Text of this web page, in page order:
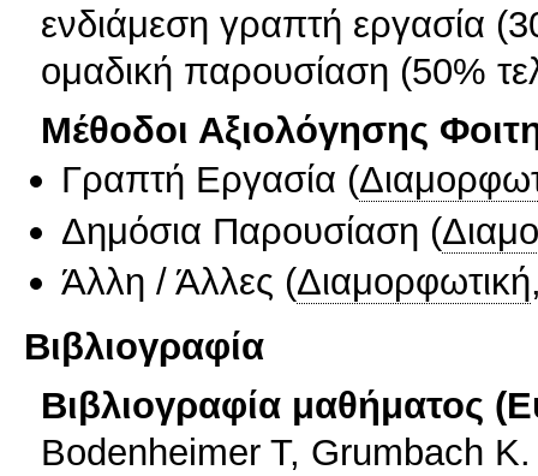
ενδιάμεση γραπτή εργασία
ομαδική παρουσίαση (50%
Μέθοδοι Αξιολόγησης
Γραπτή Εργασία (
Δημόσια Παρουσίαση (
Άλλη / Άλλες (Διαμορφωτική
Βιβλιογραφία
Βιβλιογραφία μαθήματος
Bodenheimer T, Grumbach K.